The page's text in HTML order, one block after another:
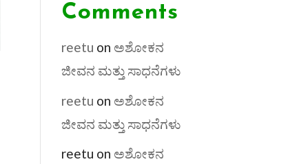
Comments
reetu on ಅಶೋಕನ
ಜೀವನ ಮತ್ತು ಸಾಧನೆಗಳು
reetu on ಅಶೋಕನ
ಜೀವನ ಮತ್ತು ಸಾಧನೆಗಳು
reetu on ಅಶೋಕನ